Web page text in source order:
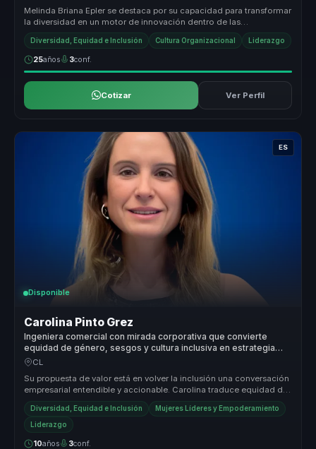
Melinda Briana Epler se destaca por su capacidad para transformar
la diversidad en un motor de innovación dentro de las
organizaciones. S...
Diversidad, Equidad e Inclusión Cultura Organizacional Liderazgo
25años 3conf.
Cotizar Ver Perfil
ES
Disponible
Carolina Pinto Grez
Ingeniera comercial con mirada corporativa que convierte
equidad de género, sesgos y cultura inclusiva en estrategia
medible.
CL
Su propuesta de valor está en volver la inclusión una conversación
empresarial entendible y accionable. Carolina traduce equidad de
géner...
Diversidad, Equidad e Inclusión Mujeres Líderes y Empoderamiento
Liderazgo
10años 3conf.